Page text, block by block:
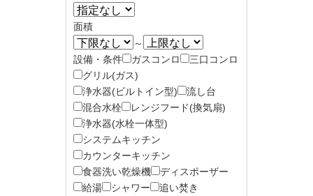
面積
～
設備・条件
ガスコンロ
三口コンロ
グリル(ガス)
浄水器(ビルトイン型)
流し台
混合水栓
レンジフード(換気扇)
浄水器(水栓一体型)
システムキッチン
カウンターキッチン
食器洗い乾燥機
ディスポーザー
給湯
シャワー
追い焚き